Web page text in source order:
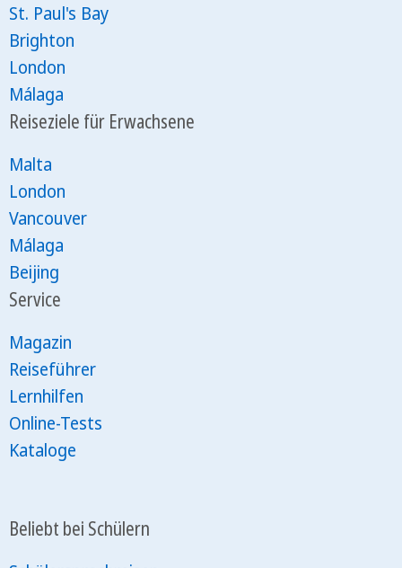
St. Paul's Bay
Brighton
London
Málaga
Reiseziele für Erwachsene
Malta
London
Vancouver
Málaga
Beijing
Service
Magazin
Reiseführer
Lernhilfen
Online-Tests
Kataloge
Beliebt bei Schülern